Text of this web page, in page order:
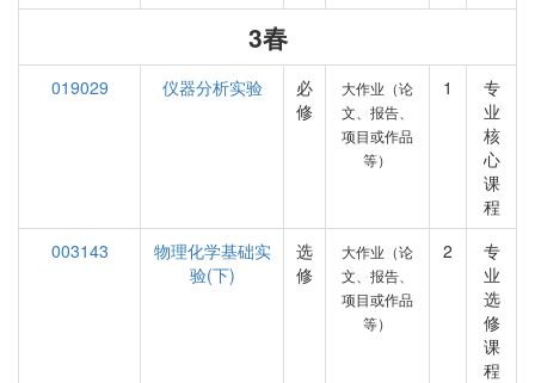
3春
019029 仪器分析实验
必
修
大作业（论
文、报告、
项目或作品
等）
1
专
业
核
心
课
程
003143
物理化学基础实
验(下)
选
修
大作业（论
文、报告、
项目或作品
等）
2
专
业
选
修
课
程